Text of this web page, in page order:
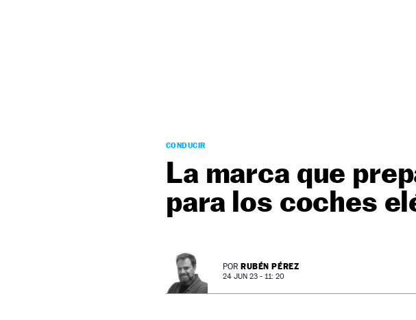
CONDUCIR
La marca que
para los coches
POR RUBÉN PÉREZ
24 JUN 23 - 11: 20